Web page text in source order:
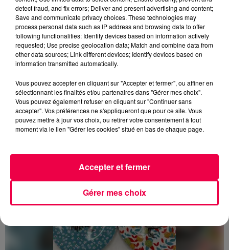
un nouveau site de compostage partagé à codes va
être inauguré au Parc du Cours, à l'entrée du parking
du Petit Champ de Mars (côté parc). Il avait été
fermé il y a plusieurs mois.
Pour savoir si vous avez un site de compostage près
de chez vous, rendez-vous sur le
site du SICOVAD.
DERNIÈRES INFOS
detect fraud, and fix errors; Deliver and present advertising and content;
Save and communicate privacy choices. These technologies may
process personal data such as IP address and browsing data to offer
following functionalities: Identify devices based on information actively
requested; Use precise geolocation data; Match and combine data from
other data sources; Link different devices; Identify devices based on
information transmitted automatically.
Vous pouvez accepter en cliquant sur "Accepter et fermer", ou affiner en
sélectionnant les finalités et/ou partenaires dans "Gérer mes choix".
Vous pouvez également refuser en cliquant sur "Continuer sans
accepter". Vos préférences ne s'appliqueront que pour ce site. Vous
pouvez mettre à jour vos choix, ou retirer votre consentement à tout
moment via le lien "Gérer les cookies" situé en bas de chaque page.
Gérer mes choix
Accepter et fermer